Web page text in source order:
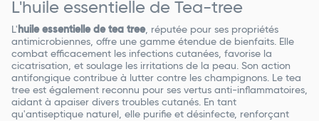
L'huile essentielle de Tea-tree
L' huile essentielle de tea tree, réputée pour ses propriétés
antimicrobiennes, offre une gamme étendue de bienfaits. Elle
combat efficacement les infections cutanées, favorise la
cicatrisation, et soulage les irritations de la peau. Son action
antifongique contribue à lutter contre les champignons. Le tea
tree est également reconnu pour ses vertus anti-inflammatoires,
aidant à apaiser divers troubles cutanés. En tant
qu'antiseptique naturel, elle purifie et désinfecte, renforçant